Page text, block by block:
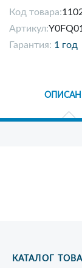
Код товара:
Артикул:Y0FQ01
Гарантия: 1 год
КАТАЛОГ